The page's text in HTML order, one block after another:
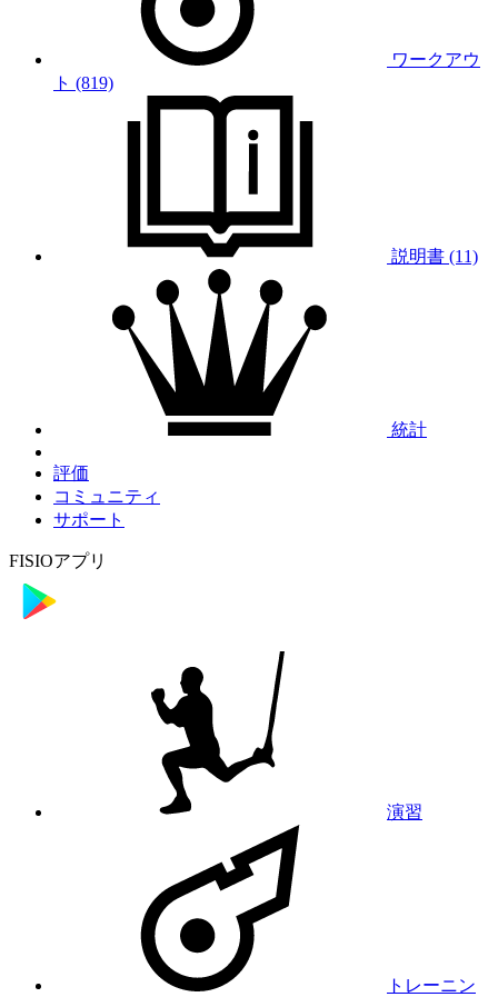
ワークアウ
ト (819)
説明書 (11)
統計
評価
コミュニティ
サポート
FISIOアプリ
演習
トレーニン